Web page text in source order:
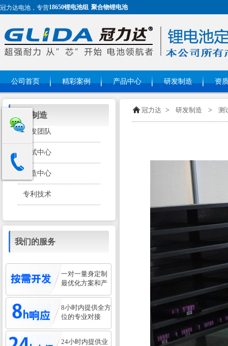
冠力达电池，专营18650锂电池组 聚合物锂电池
公司首页 精彩案例 产品中心 研发制造 资
冠力达 > 研发制造 > 测
研发制造
开发团队
测试中心
制造中心
专利技术
我们的服务
一对一量身定制
最优化方案和产
8小时内提供全方
位的专业对接
24小时内提供业